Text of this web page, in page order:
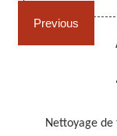
Previous
Nettoyage